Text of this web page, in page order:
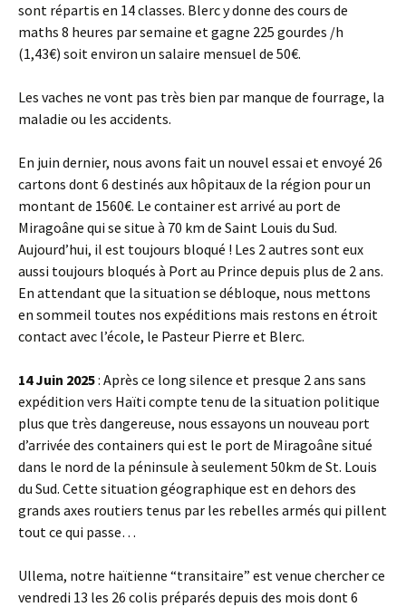
sont répartis en 14 classes. Blerc y donne des cours de
maths 8 heures par semaine et gagne 225 gourdes /h
(1,43€) soit environ un salaire mensuel de 50€.
Les vaches ne vont pas très bien par manque de fourrage, la
maladie ou les accidents.
En juin dernier, nous avons fait un nouvel essai et envoyé 26
cartons dont 6 destinés aux hôpitaux de la région pour un
montant de 1560€. Le container est arrivé au port de
Miragoâne qui se situe à 70 km de Saint Louis du Sud.
Aujourd’hui, il est toujours bloqué ! Les 2 autres sont eux
aussi toujours bloqués à Port au Prince depuis plus de 2 ans.
En attendant que la situation se débloque, nous mettons
en sommeil toutes nos expéditions mais restons en étroit
contact avec l’école, le Pasteur Pierre et Blerc.
14 Juin 2025: Après ce long silence et presque 2 ans sans
expédition vers Haïti compte tenu de la situation politique
plus que très dangereuse, nous essayons un nouveau port
d’arrivée des containers qui est le port de Miragoâne situé
dans le nord de la péninsule à seulement 50km de St. Louis
du Sud. Cette situation géographique est en dehors des
grands axes routiers tenus par les rebelles armés qui pillent
tout ce qui passe…
Ullema, notre haïtienne “transitaire” est venue chercher ce
vendredi 13 les 26 colis préparés depuis des mois dont 6